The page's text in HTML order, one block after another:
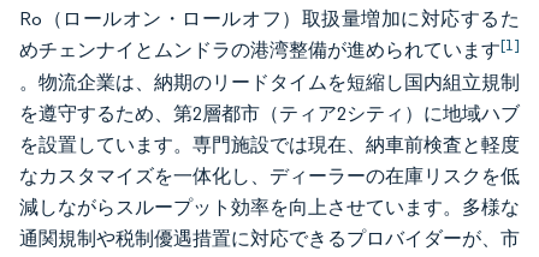
Ro（ロールオン・ロールオフ）取扱量増加に対応するた
めチェンナイとムンドラの港湾整備が進められています[1]
。物流企業は、納期のリードタイムを短縮し国内組立規制
を遵守するため、第2層都市（ティア2シティ）に地域ハブ
を設置しています。専門施設では現在、納車前検査と軽度
なカスタマイズを一体化し、ディーラーの在庫リスクを低
減しながらスループット効率を向上させています。多様な
通関規制や税制優遇措置に対応できるプロバイダーが、市